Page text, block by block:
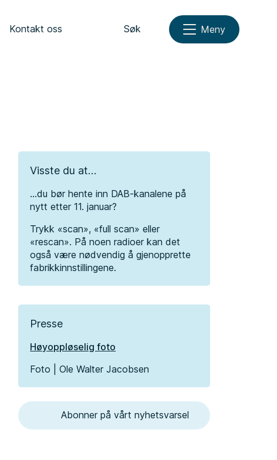
Kontakt oss Søk Meny
Visste du at…
…du bør hente inn DAB-kanalene på
nytt etter 11. januar?
Trykk «scan», «full scan» eller
«rescan». På noen radioer kan det
også være nødvendig å gjenopprette
fabrikkinnstillingene.
Presse
Høyoppløselig foto
Foto | Ole Walter Jacobsen
Abonner på vårt nyhetsvarsel